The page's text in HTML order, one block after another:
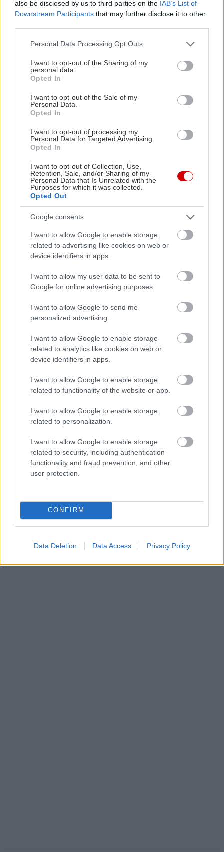
also be disclosed by us to third parties on the IAB’s List of
Downstream Participants that may further disclose it to other
Please note that this website/app uses one or more Google
not limited to your visit or usage behaviour. You may click to
grant or deny consent to Google and its third-party tags to
use your data for below specified purposes in below Google
consent section.
Personal Data Processing Opt Outs
I want to opt-out of the Sharing of my
personal data.
Opted In
I want to opt-out of the Sale of my
Personal Data.
Opted In
I want to opt-out of processing my
Personal Data for Targeted Advertising.
Opted In
I want to opt-out of Collection, Use,
Retention, Sale, and/or Sharing of my
Personal Data that Is Unrelated with the
Purposes for which it was collected.
Opted Out
Google consents
I want to allow Google to enable storage
related to advertising like cookies on web or
device identifiers in apps.
I want to allow my user data to be sent to
Google for online advertising purposes.
I want to allow Google to send me
personalized advertising.
I want to allow Google to enable storage
related to analytics like cookies on web or
device identifiers in apps.
I want to allow Google to enable storage
related to functionality of the website or app.
I want to allow Google to enable storage
related to personalization.
I want to allow Google to enable storage
related to security, including authentication
functionality and fraud prevention, and other
user protection.
CONFIRM
Data Deletion Data Access Privacy Policy
Σαββατοκύριακο.
Διαβάστε περισσότερα -10 πράγματα που δεν
Για τη διαμονή σου, ταΔιαμερίσματα Λέρνα
λιτά αλλά περιποιημένα και πεντακάθαρα δίκλινα